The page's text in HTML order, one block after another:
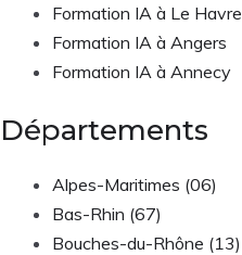
Formation IA à Le Havre
Formation IA à Angers
Formation IA à Annecy
Départements
Alpes-Maritimes (06)
Bas-Rhin (67)
Bouches-du-Rhône (13)